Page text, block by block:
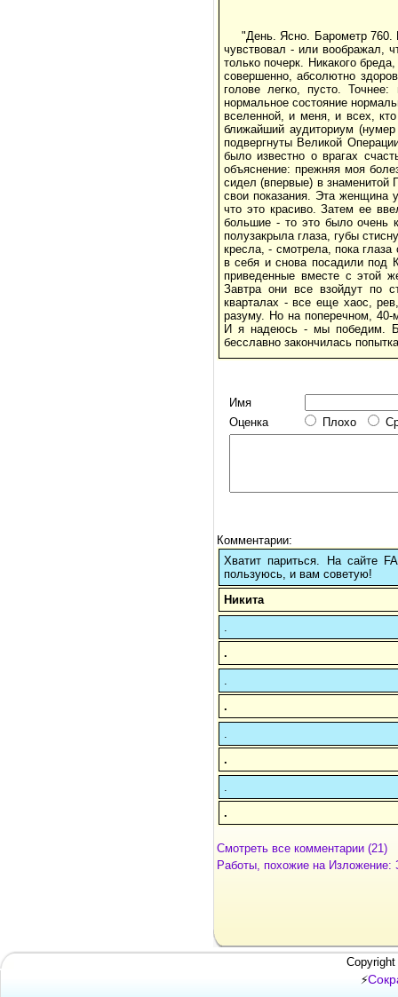
"День. Ясно. Барометр 760.
чувствовал - или воображал,
только почерк. Никакого
совершенно, абсолютно
голове легко, пусто.
нормальное состояние
вселенной, и меня, и всех,
ближайший аудиториум
подвергнуты Великой
было известно о врагах
объяснение: прежняя моя
сидел (впервые) в знаменитой
свои показания. Эта женщина
что это красиво. Затем ее
большие - то это было очень
полузакрыла глаза, губы
кресла, - смотрела, пока
в себя и снова посадили под
приведенные вместе с этой
Завтра они все взойдут по
кварталах - все еще хаос,
разуму. Но на поперечном, 40-
И я надеюсь - мы победим.
бесславно закончилась
Имя
Оценка
Плохо
Комментарии:
Хватит париться. На сайте
пользуюсь, и вам советую!
Никита
.
.
.
.
Смотреть все комментарии (21)
Работы, похожие на
⚡